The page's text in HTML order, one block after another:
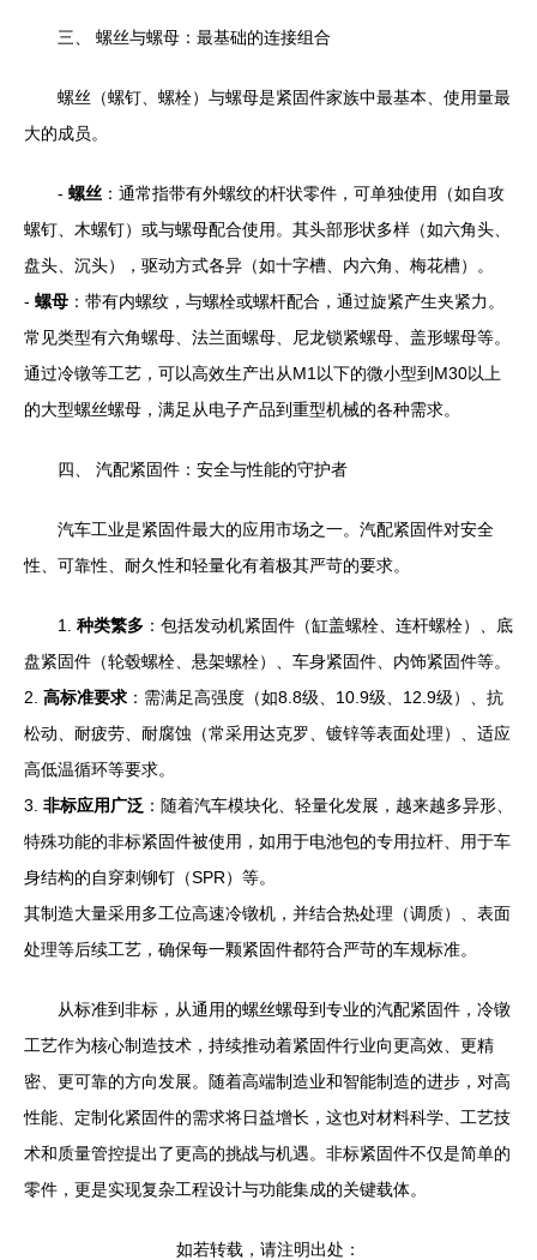
三、 螺丝与螺母：最基础的连接组合
螺丝（螺钉、螺栓）与螺母是紧固件家族中最基本、使用量最
大的成员。
- 螺丝 ：通常指带有外螺纹的杆状零件，可单独使用（如自攻
螺钉、木螺钉）或与螺母配合使用。其头部形状多样（如六角头、
盘头、沉头），驱动方式各异（如十字槽、内六角、梅花槽）。
- 螺母 ：带有内螺纹，与螺栓或螺杆配合，通过旋紧产生夹紧力。
常见类型有六角螺母、法兰面螺母、尼龙锁紧螺母、盖形螺母等。
通过冷镦等工艺，可以高效生产出从M1以下的微小型到M30以上
的大型螺丝螺母，满足从电子产品到重型机械的各种需求。
四、 汽配紧固件：安全与性能的守护者
汽车工业是紧固件最大的应用市场之一。汽配紧固件对安全
性、可靠性、耐久性和轻量化有着极其严苛的要求。
1. 种类繁多 ：包括发动机紧固件（缸盖螺栓、连杆螺栓）、底
盘紧固件（轮毂螺栓、悬架螺栓）、车身紧固件、内饰紧固件等。
2. 高标准要求 ：需满足高强度（如8.8级、10.9级、12.9级）、抗
松动、耐疲劳、耐腐蚀（常采用达克罗、镀锌等表面处理）、适应
高低温循环等要求。
3. 非标应用广泛 ：随着汽车模块化、轻量化发展，越来越多异形、
特殊功能的非标紧固件被使用，如用于电池包的专用拉杆、用于车
身结构的自穿刺铆钉（SPR）等。
其制造大量采用多工位高速冷镦机，并结合热处理（调质）、表面
处理等后续工艺，确保每一颗紧固件都符合严苛的车规标准。
从标准到非标，从通用的螺丝螺母到专业的汽配紧固件，冷镦
工艺作为核心制造技术，持续推动着紧固件行业向更高效、更精
密、更可靠的方向发展。随着高端制造业和智能制造的进步，对高
性能、定制化紧固件的需求将日益增长，这也对材料科学、工艺技
术和质量管控提出了更高的挑战与机遇。非标紧固件不仅是简单的
零件，更是实现复杂工程设计与功能集成的关键载体。
如若转载，请注明出处：